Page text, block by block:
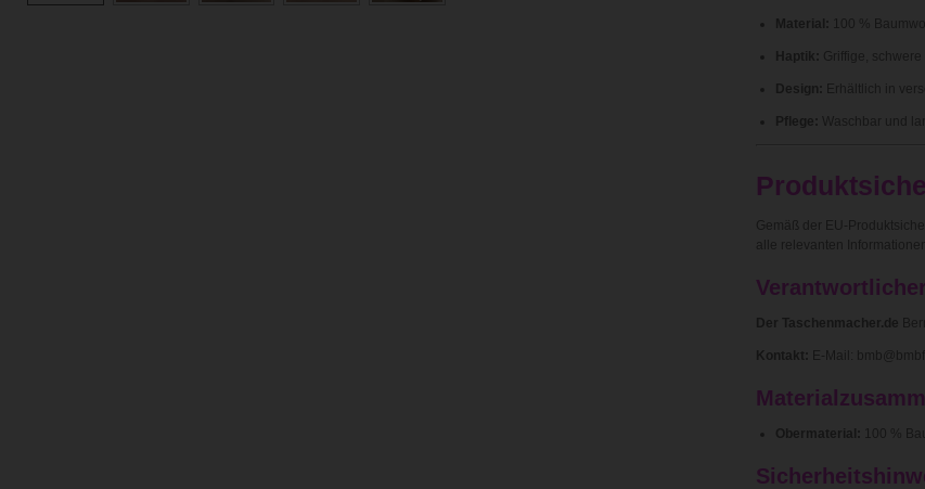
Material: 100 %
Haptik: Griffige, schwere
Design: Erhältlich in
Pflege: Waschbar und
Gemäß der EU-
alle relevanten Informationen:
Der Taschenmacher.de
Kontakt: E-Mail:
Obermaterial: 100 %